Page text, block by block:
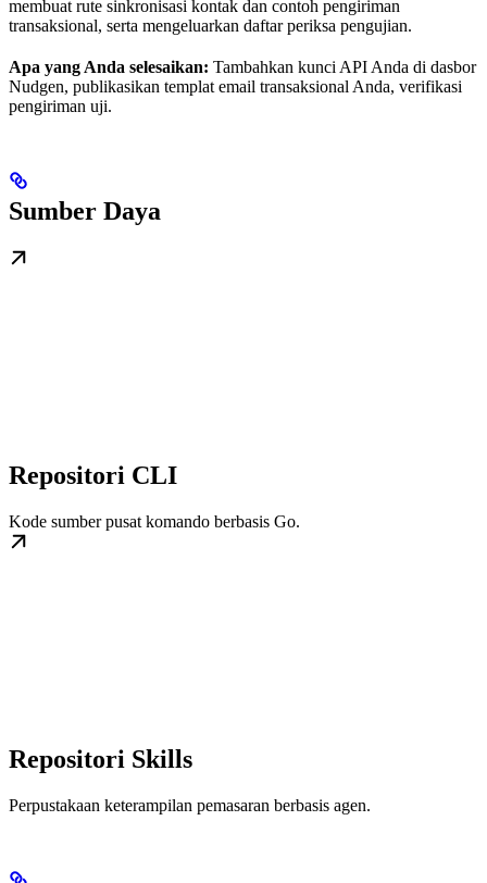
membuat rute sinkronisasi kontak dan contoh pengiriman
transaksional, serta mengeluarkan daftar periksa pengujian.
Apa yang Anda selesaikan: Tambahkan kunci API Anda di dasbor
Nudgen, publikasikan templat email transaksional Anda, verifikasi
pengiriman uji.
Sumber Daya
Repositori CLI
Kode sumber pusat komando berbasis Go.
Repositori Skills
Perpustakaan keterampilan pemasaran berbasis agen.